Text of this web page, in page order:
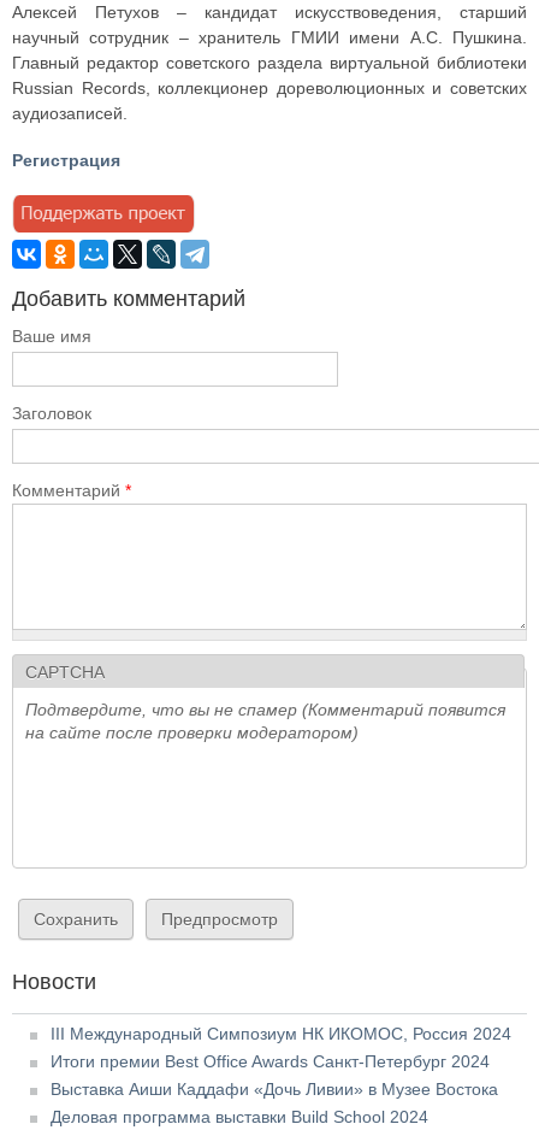
Алексей Петухов – кандидат искусствоведения, старший
научный сотрудник – хранитель ГМИИ имени А.С. Пушкина.
Главный редактор советского раздела виртуальной библиотеки
Russian Records, коллекционер дореволюционных и советских
аудиозаписей.
Регистрация
Добавить комментарий
Ваше имя
Заголовок
Комментарий *
CAPTCHA
Подтвердите, что вы не спамер (Комментарий появится
на сайте после проверки модератором)
Новости
III Международный Симпозиум НК ИКОМОС, Россия 2024
Итоги премии Best Office Awards Санкт-Петербург 2024
Выставка Аиши Каддафи «Дочь Ливии» в Музее Востока
Деловая программа выставки Build School 2024